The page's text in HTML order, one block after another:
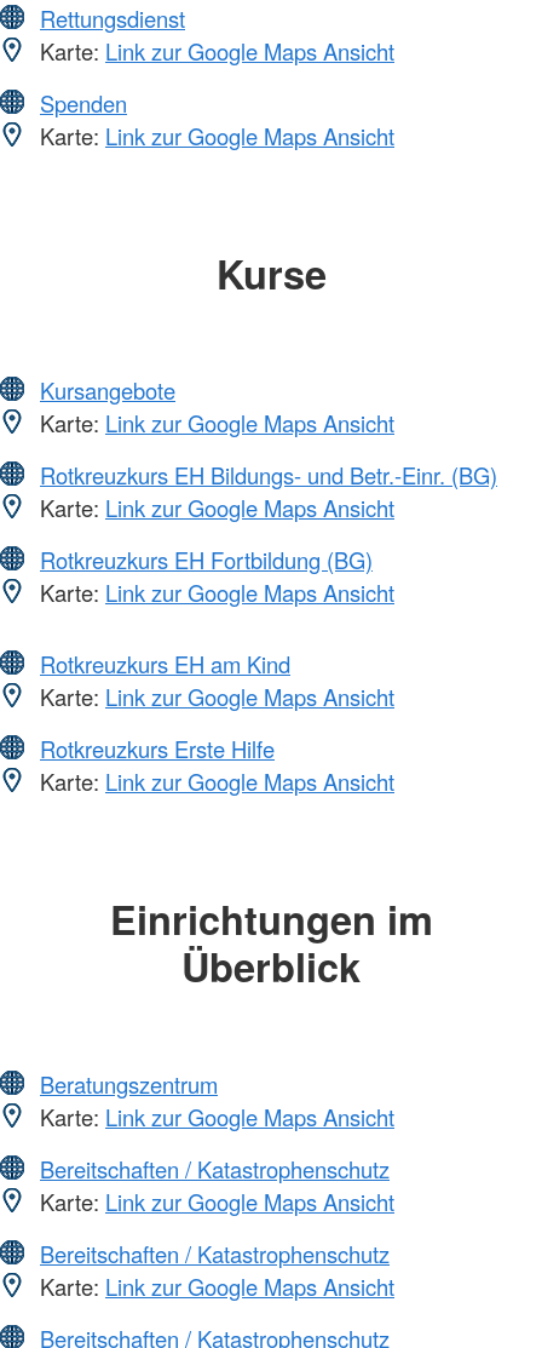
Rettungsdienst
Karte: Link zur Google Maps Ansicht
Spenden
Karte: Link zur Google Maps Ansicht
Kurse
Kursangebote
Karte: Link zur Google Maps Ansicht
Rotkreuzkurs EH Bildungs- und Betr.-Einr. (BG)
Karte: Link zur Google Maps Ansicht
Rotkreuzkurs EH Fortbildung (BG)
Karte: Link zur Google Maps Ansicht
Rotkreuzkurs EH am Kind
Karte: Link zur Google Maps Ansicht
Rotkreuzkurs Erste Hilfe
Karte: Link zur Google Maps Ansicht
Einrichtungen im
Überblick
Beratungszentrum
Karte: Link zur Google Maps Ansicht
Bereitschaften / Katastrophenschutz
Karte: Link zur Google Maps Ansicht
Bereitschaften / Katastrophenschutz
Karte: Link zur Google Maps Ansicht
Bereitschaften / Katastrophenschutz